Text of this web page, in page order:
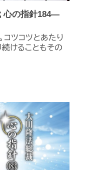
心の指針184―
コツコツとあたり
けることもその